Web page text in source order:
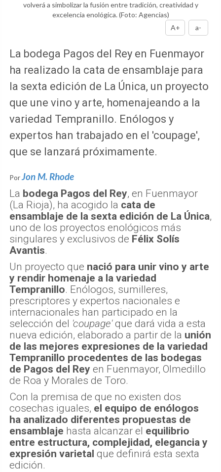
volverá a simbolizar la fusión entre tradición, creatividad y
excelencia enológica.(Foto: Agencias)
A+
a-
La bodega Pagos del Rey en Fuenmayor
ha realizado la cata de ensamblaje para
la sexta edición de La Única, un proyecto
que une vino y arte, homenajeando a la
variedad Tempranillo. Enólogos y
expertos han trabajado en el 'coupage',
que se lanzará próximamente.
PorJon M. Rhode
La bodega Pagos del Rey, en Fuenmayor
(La Rioja), ha acogido la cata de
ensamblaje de la sexta edición de La Única,
uno de los proyectos enológicos más
singulares y exclusivos de Félix Solís
Avantis.
Un proyecto que nació para unir vino y arte
y rendir homenaje a la variedad
Tempranillo. Enólogos, sumilleres,
prescriptores y expertos nacionales e
internacionales han participado en la
selección del 'coupage'que dará vida a esta
nueva edición, elaborado a partir de la unión
de las mejores expresiones de la variedad
Tempranillo procedentes de las bodegas
de Pagos del Rey en Fuenmayor, Olmedillo
de Roa y Morales de Toro.
Con la premisa de que no existen dos
cosechas iguales, el equipo de enólogos
ha analizado diferentes propuestas de
ensamblaje hasta alcanzar el equilibrio
entre estructura, complejidad, elegancia y
expresión varietal que definirá esta sexta
edición.